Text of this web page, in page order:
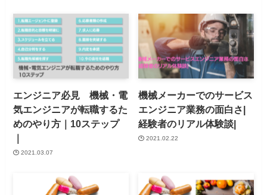
エンジニア必見 機械・電
気エンジニアが転職するた
めのやり方｜10ステップ
｜
2021.03.07
機械メーカーでのサービス
エンジニア業務の面白さ|
経験者のリアル体験談|
2021.02.22